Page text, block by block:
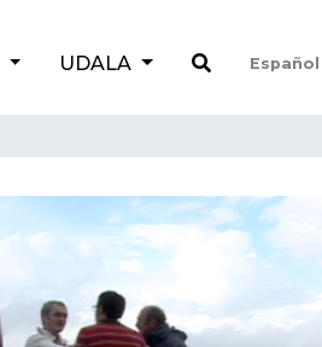
UDALA Español